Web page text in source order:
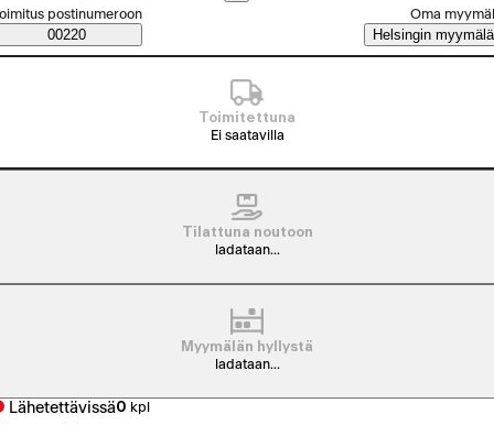
Saatavuustiedot
tilaustapa
postinumeroon
00220
Oma
Helsingin myymälä
Toimitettuna
Ei saatavilla
Tilattuna noutoon
ladataan...
Myymälän hyllystä
ladataan...
Lähetettävissä0 kpl